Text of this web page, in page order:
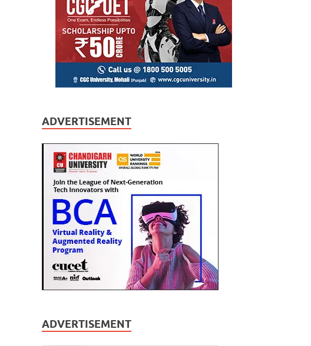
ADVERTISEMENT
ADVERTISEMENT